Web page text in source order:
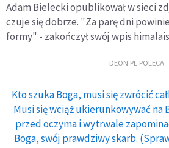
Adam Bielecki opublikował w sieci
czuje się dobrze. "Za parę dni
formy" - zakończył swój wpis
DEON.PL POLECA
Kto szuka Boga, musi się zwrócić
Musi się wciąż ukierunkowywać na
przed oczyma i wytrwale
Boga, swój prawdziwy skarb.